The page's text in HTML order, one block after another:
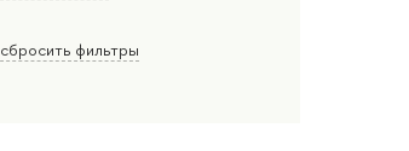
сбросить фильтры